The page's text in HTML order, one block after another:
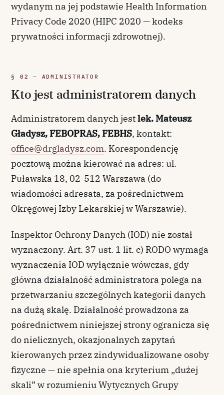
wydanym na jej podstawie Health Information
Privacy Code 2020 (HIPC 2020 — kodeks
prywatności informacji zdrowotnej).
§ 02 — ADMINISTRATOR
Kto jest administratorem danych
Administratorem danych jestlek. Mateusz
Gładysz, FEBOPRAS, FEBHS, kontakt:
office@drgladysz.com. Korespondencję
pocztową można kierować na adres: ul.
Puławska 18, 02-512 Warszawa (do
wiadomości adresata, za pośrednictwem
Okręgowej Izby Lekarskiej w Warszawie).
Inspektor Ochrony Danych (IOD) nie został
wyznaczony. Art. 37 ust. 1 lit. c) RODO wymaga
wyznaczenia IOD wyłącznie wówczas, gdy
główna działalność administratora polega na
przetwarzaniu szczególnych kategorii danych
na dużą skalę. Działalność prowadzona za
pośrednictwem niniejszej strony ogranicza się
do nielicznych, okazjonalnych zapytań
kierowanych przez zindywidualizowane osoby
fizyczne — nie spełnia ona kryterium „dużej
skali” w rozumieniu Wytycznych Grupy